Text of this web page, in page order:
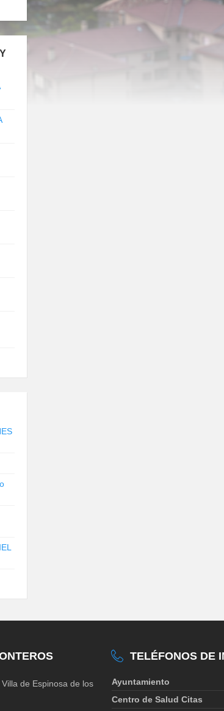
de Espinosa de los
TELÉFONOS DE
Ayuntamiento
Centro de Salud Citas